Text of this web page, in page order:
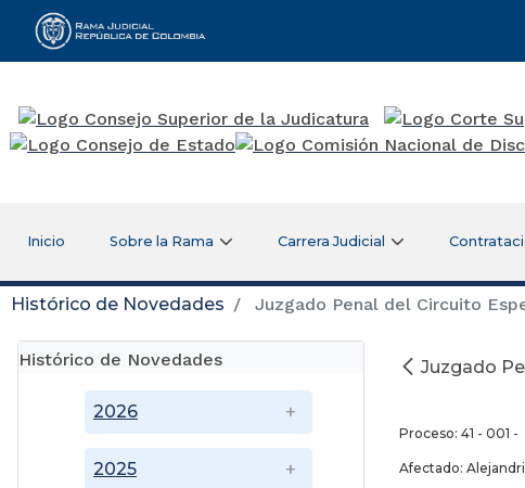
Rama Judicial
Inicio Sobre la Rama Carrera Judicial
Histórico de Novedades Juzgado Penal del Circuito
Histórico de Novedades
2025
2026
Juzgado
21 de
Proceso: 41 - 001
Afectado: